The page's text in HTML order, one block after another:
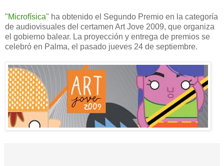
"Microfísica" ha obtenido el Segundo Premio en la categoría
de audiovisuales del certamen Art Jove 2009, que organiza
el gobierno balear. La proyección y entrega de premios se
celebró en Palma, el pasado jueves 24 de septiembre.